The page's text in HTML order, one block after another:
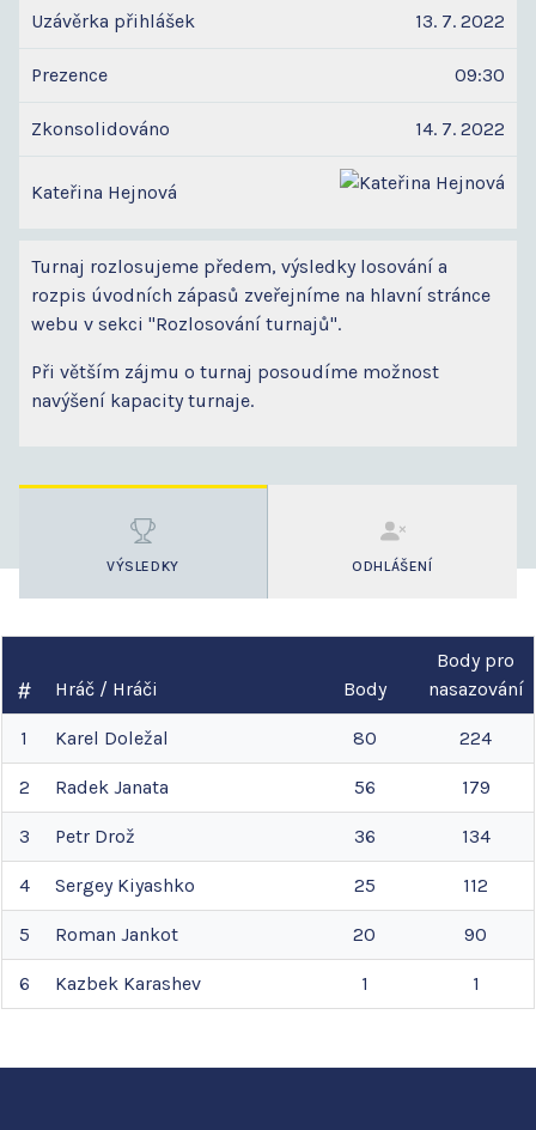
Uzávěrka přihlášek 13. 7. 2022
Prezence 09:30
Zkonsolidováno 14. 7. 2022
Kateřina Hejnová
Turnaj rozlosujeme předem, výsledky losování a
rozpis úvodních zápasů zveřejníme na hlavní stránce
webu v sekci "Rozlosování turnajů".
Při větším zájmu o turnaj posoudíme možnost
navýšení kapacity turnaje.
VÝSLEDKY ODHLÁŠENÍ
Hráč / Hráči Body
Body pro
nasazování
1 Karel Doležal 80 224
2 Radek Janata 56 179
3 Petr Drož 36 134
4 Sergey Kiyashko 25 112
5 Roman Jankot 20 90
6 Kazbek Karashev 1 1